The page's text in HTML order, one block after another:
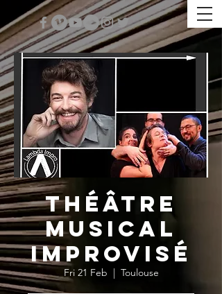
Théâtre
Musical
Improvisé
Fri 21 Feb
  |
Toulouse